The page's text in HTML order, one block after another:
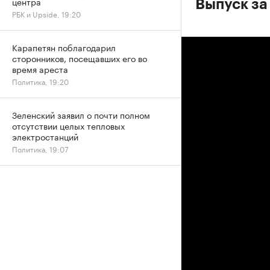
Выпуск
РБК и Upside, 19:20
Карапетян поблагодарил
сторонников, посещавших его во
время ареста
Политика, 19:20
Зеленский заявил о почти полном
отсутствии целых тепловых
электростанций
Политика, 19:07